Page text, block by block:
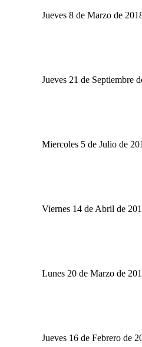
Jueves 8 de Marzo de
Jueves 21 de Septiembre
Miercoles 5 de Julio de
Viernes 14 de Abril de
Lunes 20 de Marzo de
Jueves 16 de Febrero de